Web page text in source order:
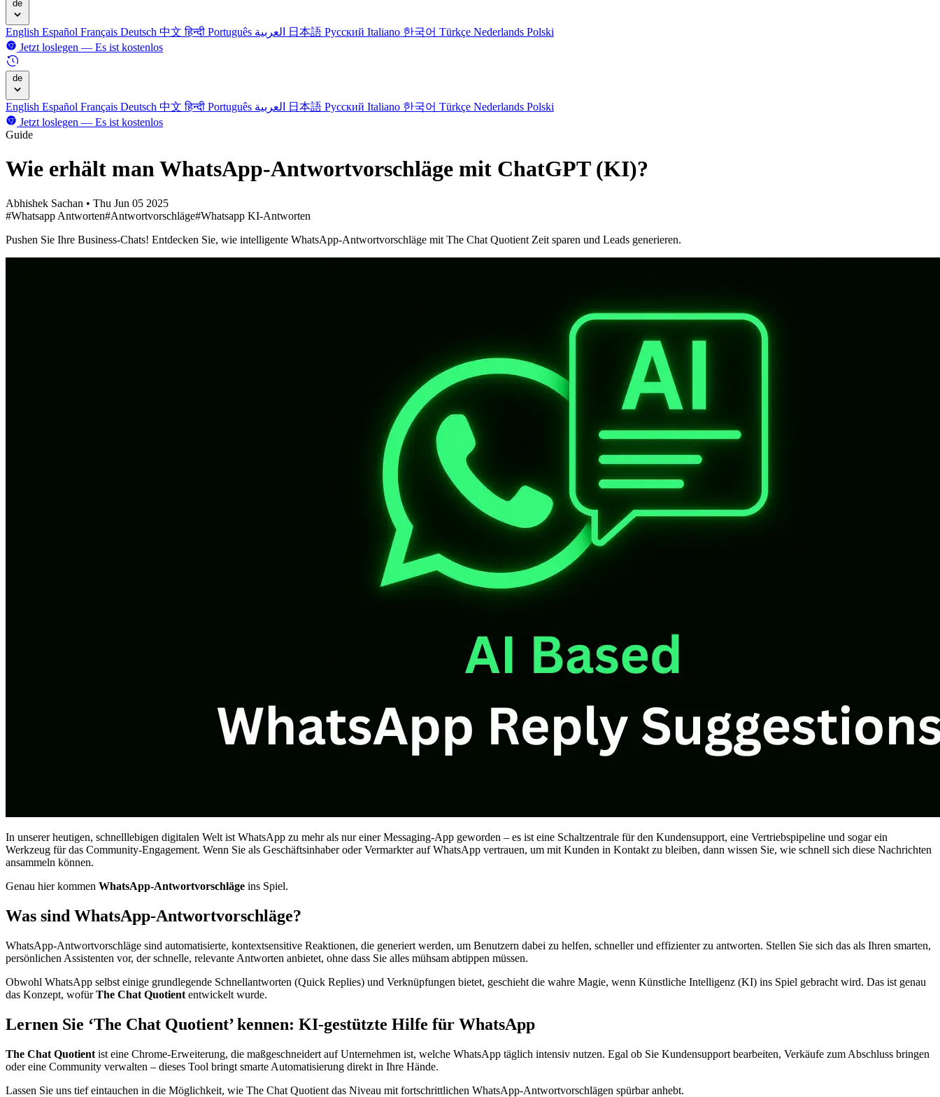
de
English Español Français Deutsch 中文हिन्दी Português 日本語 Русский Italiano 한국어 Türkçe Nederlands Polski
Jetzt loslegen — Es ist kostenlos
de
English Español Français Deutsch 中文हिन्दी Português 日本語 Русский Italiano 한국어 Türkçe Nederlands Polski
Jetzt loslegen — Es ist kostenlos
Guide
Wie erhält man WhatsApp-Antwortvorschläge mit ChatGPT (KI)?
Abhishek Sachan • Thu Jun 05 2025
#Whatsapp Antworten#Antwortvorschläge#Whatsapp KI-Antworten
Pushen Sie Ihre Business-Chats! Entdecken Sie, wie intelligente WhatsApp-Antwortvorschläge mit The Chat Quotient Zeit sparen und Leads generieren.
In unserer heutigen, schnelllebigen digitalen Welt ist WhatsApp zu mehr als nur einer Messaging-App geworden – es ist eine Schaltzentrale für den Kundensupport, eine Vertriebspipeline und sogar ein
Werkzeug für das Community-Engagement. Wenn Sie als Geschäftsinhaber oder Vermarkter auf WhatsApp vertrauen, um mit Kunden in Kontakt zu bleiben, dann wissen Sie, wie schnell sich diese Nachrichten
ansammeln können.
Genau hier kommen WhatsApp-Antwortvorschläge ins Spiel.
Was sind WhatsApp-Antwortvorschläge?
WhatsApp-Antwortvorschläge sind automatisierte, kontextsensitive Reaktionen, die generiert werden, um Benutzern dabei zu helfen, schneller und effizienter zu antworten. Stellen Sie sich das als Ihren smarten,
persönlichen Assistenten vor, der schnelle, relevante Antworten anbietet, ohne dass Sie alles mühsam abtippen müssen.
Obwohl WhatsApp selbst einige grundlegende Schnellantworten (Quick Replies) und Verknüpfungen bietet, geschieht die wahre Magie, wenn Künstliche Intelligenz (KI) ins Spiel gebracht wird. Das ist genau
das Konzept, wofürThe Chat Quotient entwickelt wurde.
Lernen Sie ‘The Chat Quotient’ kennen: KI-gestützte Hilfe für WhatsApp
The Chat Quotient ist eine Chrome-Erweiterung, die maßgeschneidert auf Unternehmen ist, welche WhatsApp täglich intensiv nutzen. Egal ob Sie Kundensupport bearbeiten, Verkäufe zum Abschluss bringen
oder eine Community verwalten – dieses Tool bringt smarte Automatisierung direkt in Ihre Hände.
Lassen Sie uns tief eintauchen in die Möglichkeit, wie The Chat Quotient das Niveau mit fortschrittlichen WhatsApp-Antwortvorschlägen spürbar anhebt.